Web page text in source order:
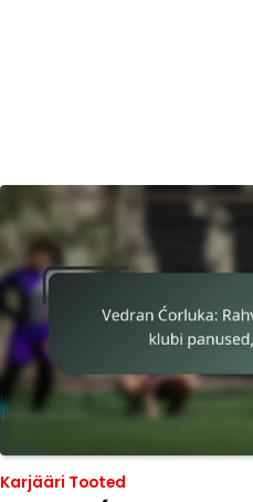
Karjääri Tooted